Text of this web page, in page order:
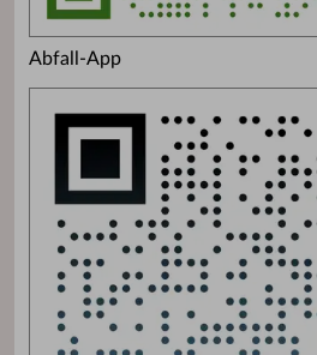
Abfall-App